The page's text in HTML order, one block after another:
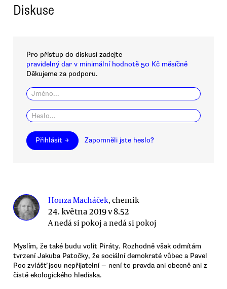
Diskuse
Pro přístup do diskusí zadejte
pravidelný dar v minimální hodnotě 50 Kč měsíčně
Děkujeme za podporu.
Přihlásit → Zapomněli jste heslo?
Honza Macháček, chemik
24. května 2019 v 8.52
A nedá si pokoj a nedá si pokoj
Myslím, že také budu volit Piráty. Rozhodně však odmítám
tvrzení Jakuba Patočky, že sociální demokraté vůbec a Pavel
Poc zvlášť jsou nepřijatelní — není to pravda ani obecně ani z
čistě ekologického hlediska.